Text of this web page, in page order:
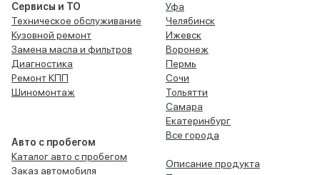
Сервисы и ТО
Техническое обслуживание
Кузовной ремонт
Замена масла и фильтров
Диагностика
Ремонт КПП
Шиномонтаж
Авто с пробегом
Каталог авто с пробегом
Заказ автомобиля
Уфа
Челябинск
Ижевск
Воронеж
Пермь
Сочи
Тольятти
Самара
Екатеринбург
Все города
Описание продукта